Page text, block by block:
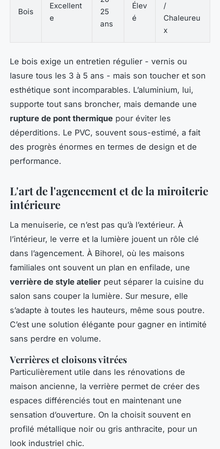
Bois
Excellent
e
25
ans
Élev
é
/
Chaleureu
x
Le bois exige un entretien régulier - vernis ou
lasure tous les 3 à 5 ans - mais son toucher et son
esthétique sont incomparables. L’aluminium, lui,
supporte tout sans broncher, mais demande une
rupture de pont thermique pour éviter les
déperditions. Le PVC, souvent sous-estimé, a fait
des progrès énormes en termes de design et de
performance.
L'art de l'agencement et de la miroiterie
intérieure
La menuiserie, ce n’est pas qu’à l’extérieur. À
l’intérieur, le verre et la lumière jouent un rôle clé
dans l’agencement. À Bihorel, où les maisons
familiales ont souvent un plan en enfilade, une
verrière de style atelier peut séparer la cuisine du
salon sans couper la lumière. Sur mesure, elle
s’adapte à toutes les hauteurs, même sous poutre.
C’est une solution élégante pour gagner en intimité
sans perdre en volume.
Verrières et cloisons vitrées
Particulièrement utile dans les rénovations de
maison ancienne, la verrière permet de créer des
espaces différenciés tout en maintenant une
sensation d’ouverture. On la choisit souvent en
profilé métallique noir ou gris anthracite, pour un
look industriel chic.